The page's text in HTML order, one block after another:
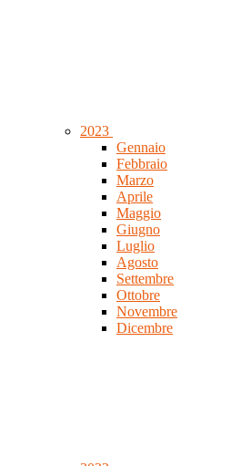
2023
Gennaio
Febbraio
Marzo
Aprile
Maggio
Giugno
Luglio
Agosto
Settembre
Ottobre
Novembre
Dicembre